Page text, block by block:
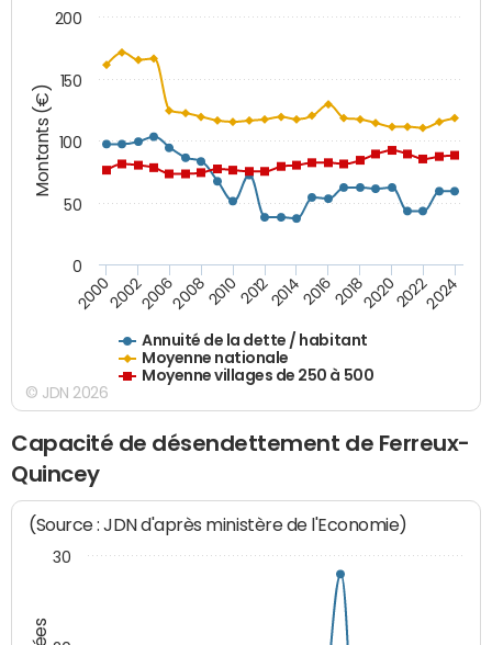
Montants (€)
Annuité de la dette / habitant
Moyenne nationale
Moyenne villages de 250 à 500
200020022006200820102012201420162018202020222024
0
50
100
150
200
© JDN 2026
Capacité de désendettement de Ferreux-
Quincey
(Source : JDN d'après ministère de l'Economie)
30